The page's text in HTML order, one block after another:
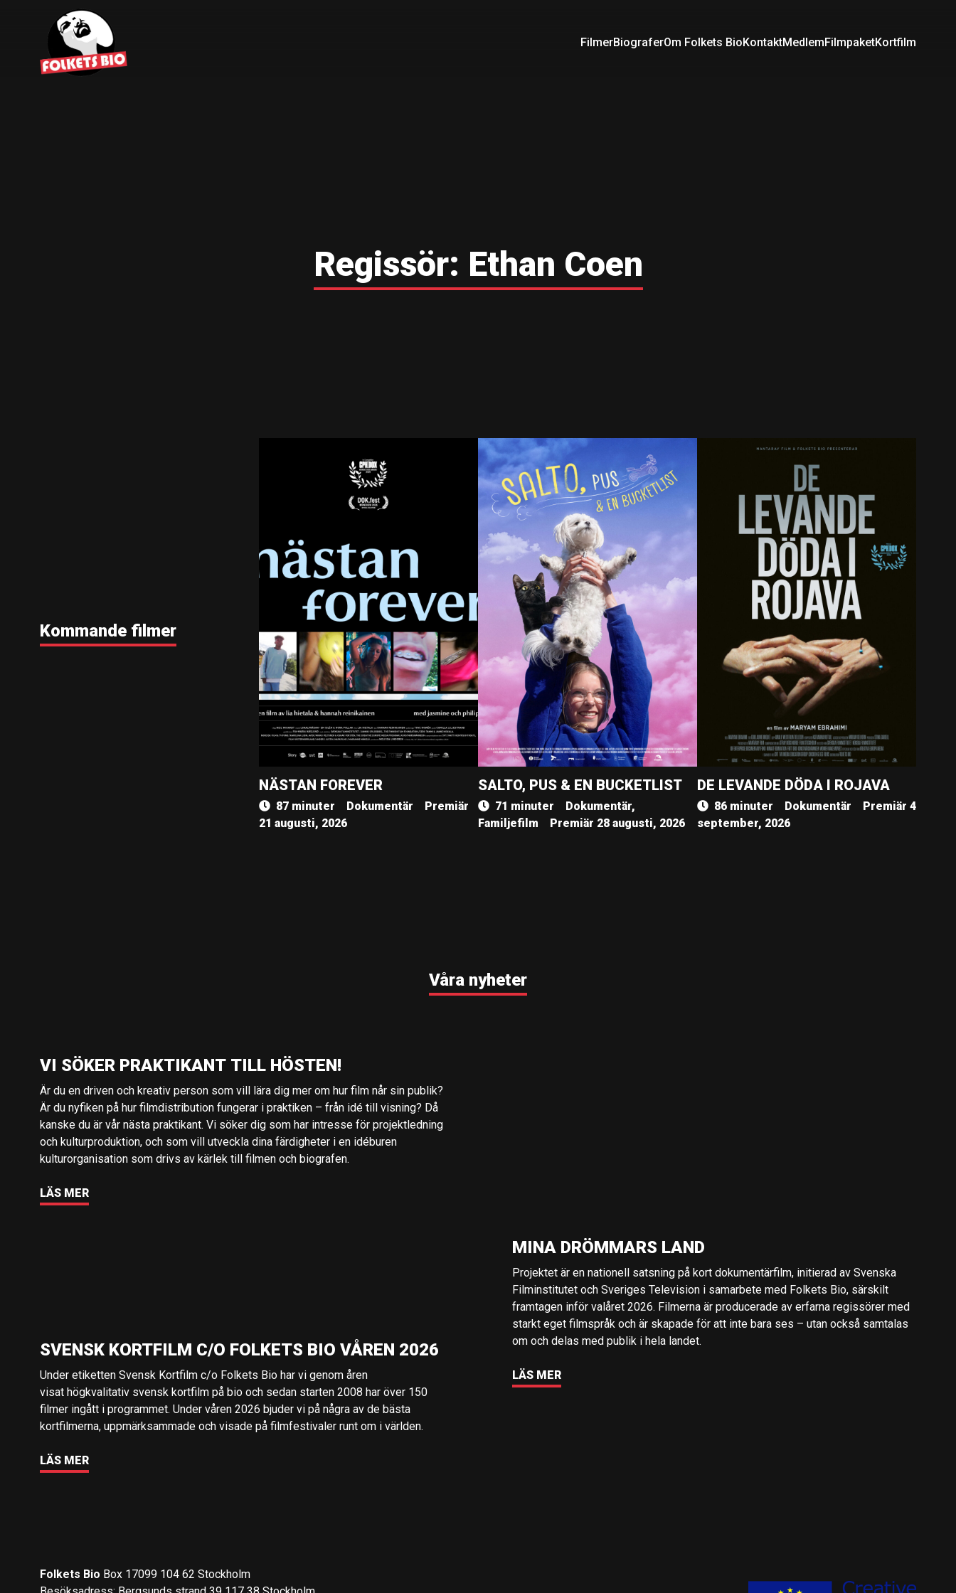
FilmerBiograferOm Folkets BioKontaktMedlemFilmpaketKortfilm
Regissör: Ethan Coen
Kommande filmer
NÄSTAN FOREVER
87 minuter Dokumentär
Premiär
21 augusti, 2026
SALTO, PUS & EN BUCKETLIST
71 minuter
Dokumentär,
Familjefilm
Premiär 28 augusti, 2026
DE LEVANDE DÖDA I ROJAVA
86 minuter Dokumentär
Premiär 4
september, 2026
Våra nyheter
VI SÖKER PRAKTIKANT TILL HÖSTEN!
Är du en driven och kreativ person som vill lära dig mer om hur film når sin publik?
Är du nyfiken på hur filmdistribution fungerar i praktiken – från idé till visning? Då
kanske du är vår nästa praktikant. Vi söker dig som har intresse för projektledning
och kulturproduktion, och som vill utveckla dina färdigheter i en idéburen
kulturorganisation som drivs av kärlek till filmen och biografen.
LÄS MER
MINA DRÖMMARS LAND
Projektet är en nationell satsning på kort dokumentärfilm, initierad av Svenska
Filminstitutet och Sveriges Television i samarbete med Folkets Bio, särskilt
framtagen inför valåret 2026. Filmerna är producerade av erfarna regissörer med
starkt eget filmspråk och är skapade för att inte bara ses – utan också samtalas
om och delas med publik i hela landet.
LÄS MER
SVENSK KORTFILM C/O FOLKETS BIO VÅREN 2026
Under etiketten Svensk Kortfilm c/o Folkets Bio har vi genom åren
visat högkvalitativ svensk kortfilm på bio och sedan starten 2008 har över 150
filmer ingått i programmet. Under våren 2026 bjuder vi på några av de bästa
kortfilmerna, uppmärksammade och visade på filmfestivaler runt om i världen.
LÄS MER
Folkets Bio Box 17099 104 62 Stockholm